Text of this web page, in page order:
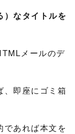
）なタイトルを
メールのデ
、即座にゴミ箱
であれば本文を